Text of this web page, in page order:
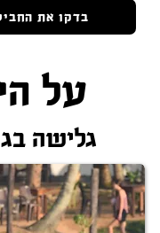
בדקו את
על
גלישה